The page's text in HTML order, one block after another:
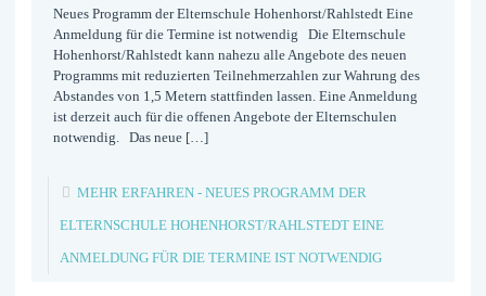
Neues Programm der Elternschule Hohenhorst/Rahlstedt Eine
Anmeldung für die Termine ist notwendig Die Elternschule
Hohenhorst/Rahlstedt kann nahezu alle Angebote des neuen
Programms mit reduzierten Teilnehmerzahlen zur Wahrung des
Abstandes von 1,5 Metern stattfinden lassen. Eine Anmeldung
ist derzeit auch für die offenen Angebote der Elternschulen
notwendig. Das neue[…]
MEHR ERFAHREN- NEUES PROGRAMM DER
ELTERNSCHULE HOHENHORST/RAHLSTEDT EINE
ANMELDUNG FÜR DIE TERMINE IST NOTWENDIG